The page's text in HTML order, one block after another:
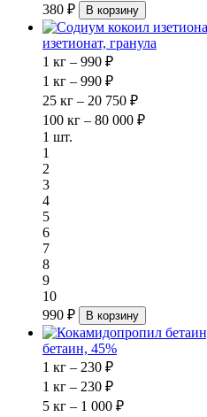
380 ₽
В корзину
изетионат, гранула
1 кг – 990 ₽
1 кг – 990 ₽
25 кг – 20 750 ₽
100 кг – 80 000 ₽
1 шт.
1
2
3
4
5
6
7
8
9
10
990 ₽
В корзину
бетаин, 45%
1 кг – 230 ₽
1 кг – 230 ₽
5 кг – 1 000 ₽